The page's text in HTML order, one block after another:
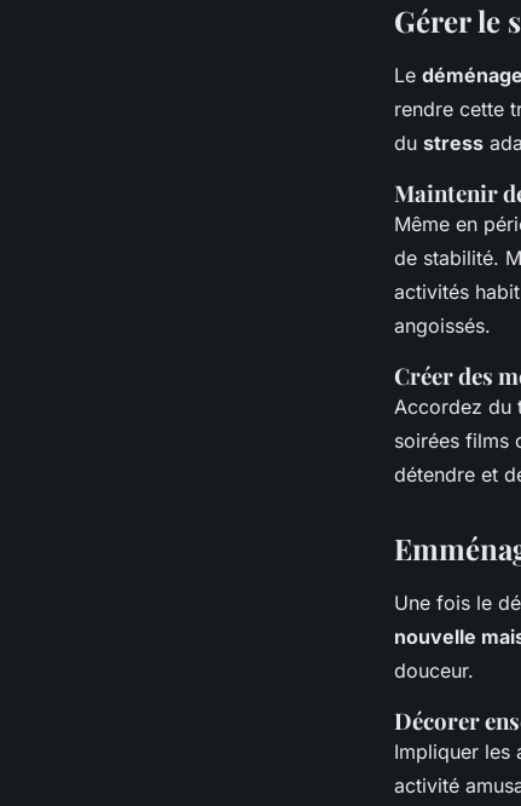
Gérer le
Le
rendre cette
du stress
Maintenir
Même en
de stabilité.
activités
angoissés.
Créer des
Accordez du
soirées films
détendre et
Une fois le
nouvelle
douceur.
Décorer
Impliquer les
activité